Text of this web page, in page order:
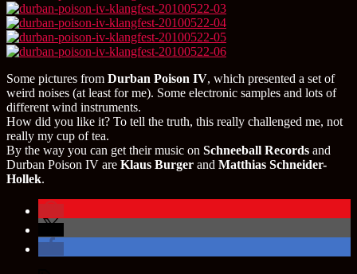
Some pictures from Durban Poison IV, which presented a set of
weird noises (at least for me). Some electronic samples and lots of
different wind instruments.
How did you like it? To tell the truth, this really challenged me, not
really my cup of tea.
By the way you can get their music on Schneeball Records and
Durban Poison IV are Klaus Burger and Matthias Schneider-
Hollek.